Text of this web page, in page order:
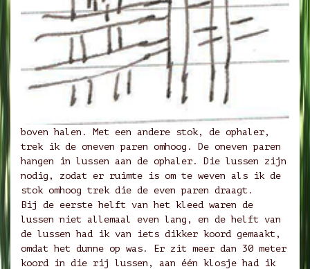
boven halen. Met een andere stok, de ophaler,
trek ik de oneven paren omhoog. De oneven paren
hangen in lussen aan de ophaler. Die lussen zijn
nodig, zodat er ruimte is om te weven als ik de
stok omhoog trek die de even paren draagt.
Bij de eerste helft van het kleed waren de
lussen niet allemaal even lang, en de helft van
de lussen had ik van iets dikker koord gemaakt,
omdat het dunne op was. Er zit meer dan 30 meter
koord in die rij lussen, aan één klosje had ik